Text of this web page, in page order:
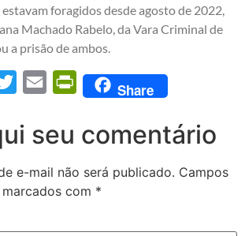
foragidos desde agosto de 2022,
Machado Rabelo, da Vara Criminal de
a prisão de ambos.
Twitter Email PrintFriendly
Share
seu comentário
e-mail não será publicado. Campos
com *